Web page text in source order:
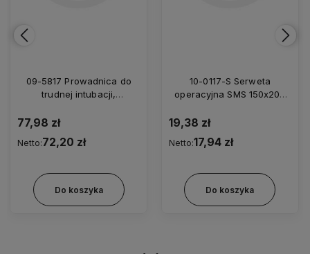
09-5817 Prowadnica do
trudnej intubacji,
jednorazowa z futerałem
77,98 zł
Netto:72,20 zł
Do koszyka
10-0117-S Serweta
operacyjna SMS 150x200
19,38 zł
Netto:17,94 zł
Do koszyka